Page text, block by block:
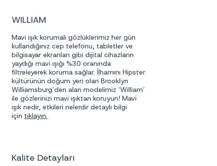
WILLIAM
Mavi ışık korumalı gözlüklerimiz her gün
kullandığınız cep telefonu, tabletler ve
bilgisayar ekranları gibi dijital cihazların
yaydığı mavi ışığı %30 oranında
filtreleyerek koruma sağlar. İlhamını Hipster
kültürünün doğum yeri olan Brooklyn
Williamsburg’den alan modelimiz ‘William’
ile gözlerinizi mavi ışıktan koruyun! Mavi
ışık nedir, etkileri nelerdir detaylı bilgi
için tıklayın.
Kalite Detayları